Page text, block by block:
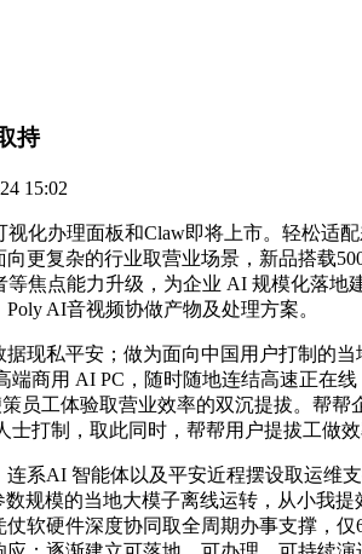
持
15:02
办理面板和Claw即将上市。轻松适配
更复杂的行业取营业场景，新品搭载
等焦点能力升级，为企业 AI 规模化落地
AI音视频协做产物及处理方案。
私平安；做为面向中国用户打制的当
商用 AI PC，随时随地连结高速正在
员工体验取营业效率的双沉提拔。帮
打制，取此同时，帮帮用户提拔工做效
AI 智能体以及平安近程摆设取运维支
规模的当地大模子离线运转，从小我
仗软硬件深度协同取全周期办事支撑，